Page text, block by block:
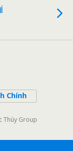
Chính
Thúy Group